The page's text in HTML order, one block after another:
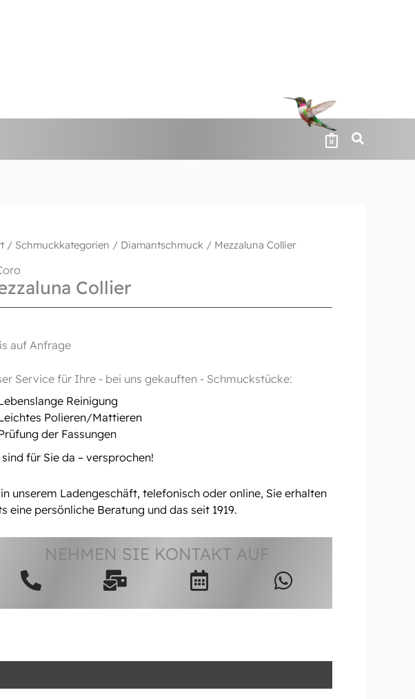
0
/ Schmuckkategorien / Diamantschmuck / Mezzaluna Collier
Collier
auf Anfrage
Service für Ihre - bei uns gekauften - Schmuckstücke:
Reinigung
Polieren/Mattieren
der Fassungen
für Sie da – versprochen!
unserem Ladengeschäft, telefonisch oder online, Sie erhalten
eine persönliche Beratung und das seit 1919.
NEHMEN SIE KONTAKT AUF